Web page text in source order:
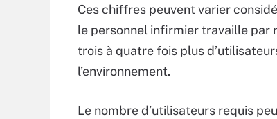
Ces chiffres peuvent varier
le personnel infirmier travaille par
trois à quatre fois plus
l’environnement.
Le nombre d’utilisateurs requis